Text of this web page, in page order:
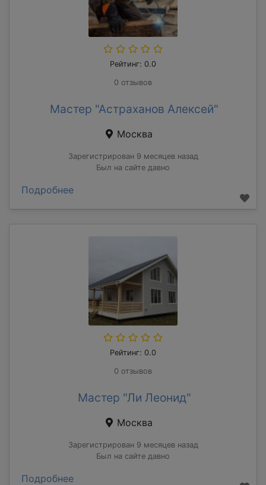
Рейтинг: 0.0
0 отзывов
Мастер "Астраханов Алексей"
Москва
Зарегистрирован 9 месяцев назад
Был на сайте давно
Подробнее
Рейтинг: 0.0
0 отзывов
Мастер "Ли Леонид"
Москва
Зарегистрирован 9 месяцев назад
Был на сайте давно
Подробнее